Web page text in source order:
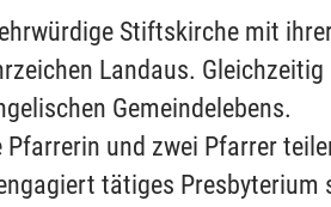
Stiftskirche mit
Landaus.
Gemeindelebens.
Pfarrerin und zwei Pfarrer
tätiges Presbyterium